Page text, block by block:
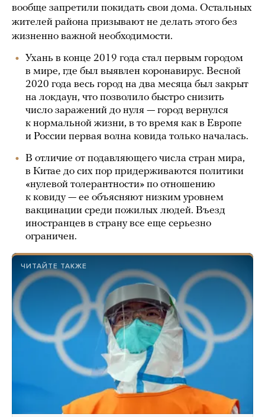
вообще запретили покидать свои дома. Остальных
жителей района призывают не делать этого без
жизненно важной необходимости.
Ухань в конце 2019 года стал первым городом
в мире, где был выявлен коронавирус. Весной
2020 года весь город на два месяца был закрыт
на локдаун, что позволило быстро снизить
число заражений до нуля — город вернулся
к нормальной жизни, в то время как в Европе
и России первая волна ковида только началась.
В отличие от подавляющего числа стран мира,
в Китае до сих пор придерживаются политики
«нулевой толерантности» по отношению
к ковиду — ее объясняют низким уровнем
вакцинации среди пожилых людей. Въезд
иностранцев в страну все еще серьезно
ограничен.
ЧИТАЙТЕ ТАКЖЕ